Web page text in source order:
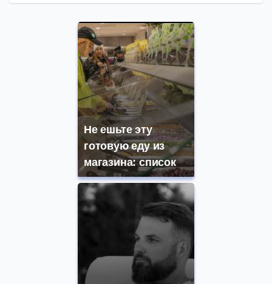
Не ешьте эту
готовую еду из
магазина: список